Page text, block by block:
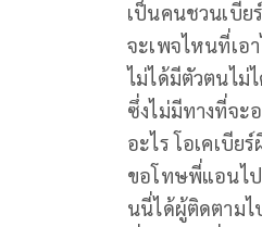
เป็นคนชวนเบีย
จะเพจไหนที่เอ
ไม่ได้มีตัวตนไม่
ซึ่งไม่มีทางที่จะ
อะไร โอเคเบี
ขอโทษพี่แอนไ
นนี่ได้ผู้ติดตาม